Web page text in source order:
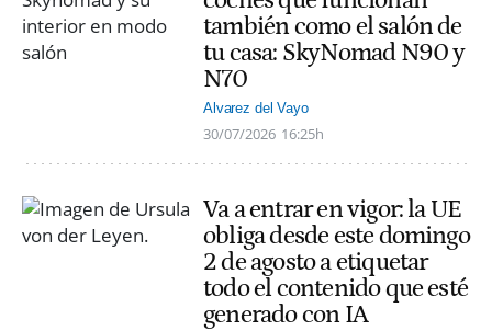
también como el salón de
tu casa: SkyNomad N90 y
N70
Alvarez del Vayo
30/07/2026 16:25h
Va a entrar en vigor: la UE
obliga desde este domingo
2 de agosto a etiquetar
todo el contenido que esté
generado con IA